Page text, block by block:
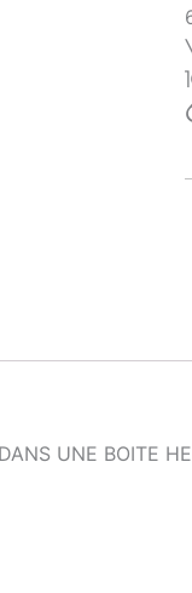
UNE BOITE